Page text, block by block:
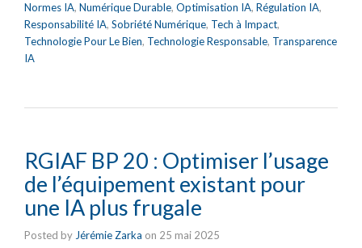
Normes IA, Numérique Durable, Optimisation IA, Régulation IA,
Responsabilité IA, Sobriété Numérique, Tech à Impact,
Technologie Pour Le Bien, Technologie Responsable, Transparence
IA
RGIAF BP 20 : Optimiser l’usage
de l’équipement existant pour
une IA plus frugale
Posted by Jérémie Zarka on 25 mai 2025